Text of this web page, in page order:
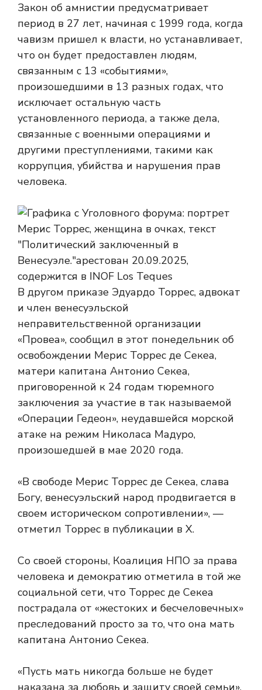
Закон об амнистии предусматривает
период в 27 лет, начиная с 1999 года, когда
чавизм пришел к власти, но устанавливает,
что он будет предоставлен людям,
связанным с 13 «событиями»,
произошедшими в 13 разных годах, что
исключает остальную часть
установленного периода, а также дела,
связанные с военными операциями и
другими преступлениями, такими как
коррупция, убийства и нарушения прав
человека.
В другом приказе Эдуардо Торрес, адвокат
и член венесуэльской
неправительственной организации
«Провеа», сообщил в этот понедельник об
освобождении Мерис Торрес де Секеа,
матери капитана Антонио Секеа,
приговоренной к 24 годам тюремного
заключения за участие в так называемой
«Операции Гедеон», неудавшейся морской
атаке на режим Николаса Мадуро,
произошедшей в мае 2020 года.
«В свободе Мерис Торрес де Секеа, слава
Богу, венесуэльский народ продвигается в
своем историческом сопротивлении», —
отметил Торрес в публикации в X.
Со своей стороны, Коалиция НПО за права
человека и демократию отметила в той же
социальной сети, что Торрес де Секеа
пострадала от «жестоких и бесчеловечных»
преследований просто за то, что она мать
капитана Антонио Секеа.
«Пусть мать никогда больше не будет
наказана за любовь и защиту своей семьи»,